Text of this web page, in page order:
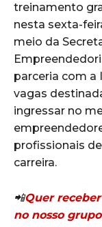
treinamento
nesta sexta-
meio da
parceria com a
vagas
ingressar no
profissionais
carreira.
📲Quer
no nosso